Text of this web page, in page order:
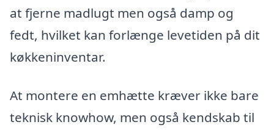
at fjerne madlugt men også damp og
fedt, hvilket kan forlænge levetiden på dit
køkkeninventar.
At montere en emhætte kræver ikke bare
teknisk knowhow, men også kendskab til